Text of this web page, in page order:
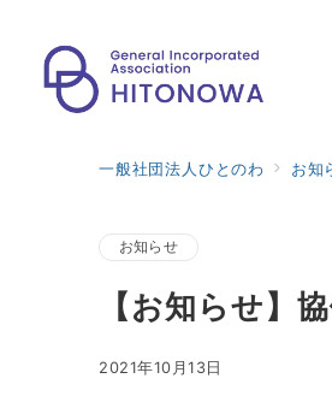
一般社団法人ひとのわ お知
お知らせ
【お知らせ】
2021年10月13日